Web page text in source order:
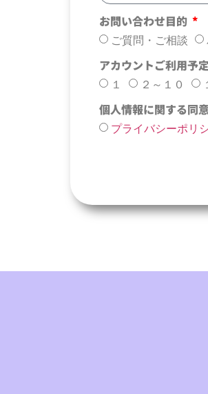
お問い合わせ目的
ご質問・ご相談
アカウントご利用予
１ ２～１０
個人情報に関する同
プライバシーポリ